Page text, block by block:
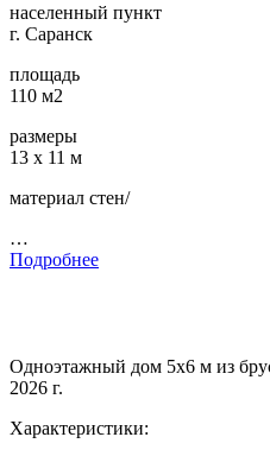
населенный пункт
г. Саранск
площадь
110 м2
размеры
13 х 11 м
материал стен/
…
Подробнее
Одноэтажный дом 5х6 м из
2026 г.
Характеристики: